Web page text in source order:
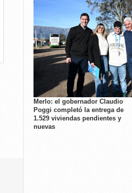
Merlo: el gobernador Claudio
Poggi completó la entrega de
1.529 viviendas pendientes y
nuevas